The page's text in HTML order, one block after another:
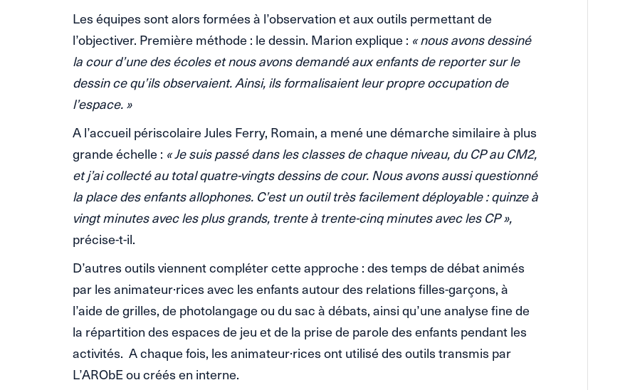
Les équipes sont alors formées à l’observation et aux outils permettant de
l’objectiver. Première méthode : le dessin. Marion explique : « nous avons dessiné
la cour d’une des écoles et nous avons demandé aux enfants de reporter sur le
dessin ce qu’ils observaient. Ainsi, ils formalisaient leur propre occupation de
l’espace. »
A l’accueil périscolaire Jules Ferry, Romain, a mené une démarche similaire à plus
grande échelle : « Je suis passé dans les classes de chaque niveau, du CP au CM2,
et j’ai collecté au total quatre-vingts dessins de cour. Nous avons aussi questionné
la place des enfants allophones. C’est un outil très facilement déployable : quinze à
vingt minutes avec les plus grands, trente à trente-cinq minutes avec les CP »,
précise-t-il.
D’autres outils viennent compléter cette approche : des temps de débat animés
par les animateur·rices avec les enfants autour des relations filles-garçons, à
l’aide de grilles, de photolangage ou du sac à débats, ainsi qu’une analyse fine de
la répartition des espaces de jeu et de la prise de parole des enfants pendant les
activités. A chaque fois, les animateur·rices ont utilisé des outils transmis par
L’ARObE ou créés en interne.